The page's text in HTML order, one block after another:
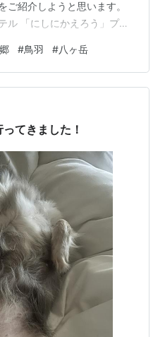
ご紹介しようと思います。
ル 「にしにかえろう」プロ
イスに宿泊しました。 施設
ホテル 住所：〒517-0015
最近、少
ヶ岳とは異なり、ベタベタ
張するエントランス。 エン
#鳥羽 #八ヶ岳
てきました！